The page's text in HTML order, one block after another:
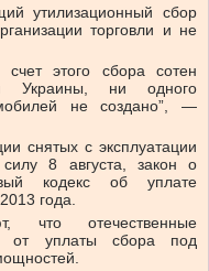
утилизационный сбор
торговли и не
этого сбора сотен
Украины, ни одного
не создано”, —
снятых с эксплуатации
силу 8 августа, закон о
кодекс об уплате
года.
что отечественные
от уплаты сбора под